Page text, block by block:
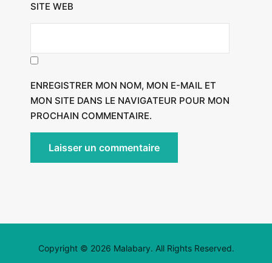
SITE WEB
ENREGISTRER MON NOM, MON E-MAIL ET
MON SITE DANS LE NAVIGATEUR POUR MON
PROCHAIN COMMENTAIRE.
Copyright © 2026 Malabary. All Rights Reserved.